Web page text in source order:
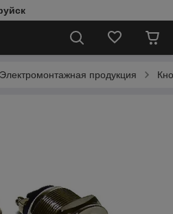
Электромонтажная продукция